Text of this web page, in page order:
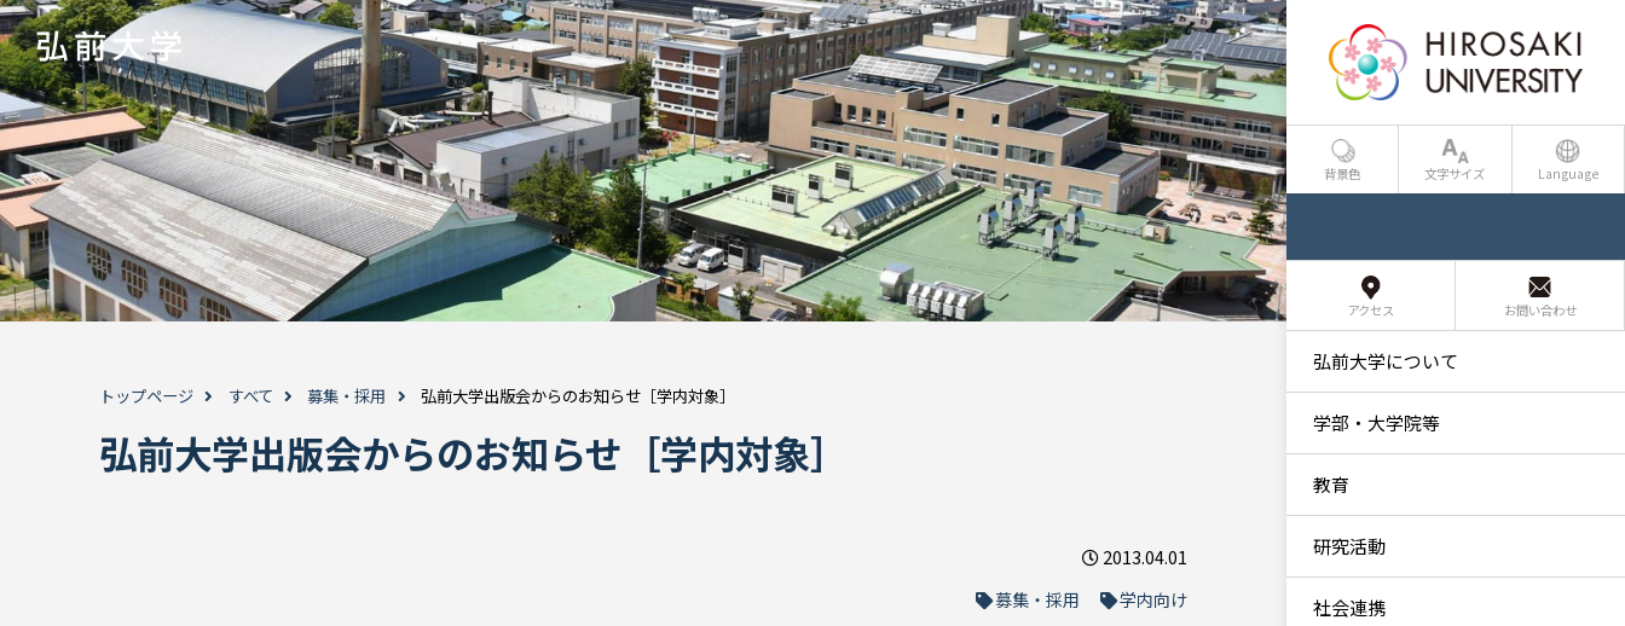
トップページ すべて 募集・採用 弘前大学出版会からのお知らせ［学内対象］
弘前大学出版会からのお知らせ［学内対象］
2013.04.01
募集・採用
学内向け
背景色 文字サイズ Language
アクセス お問い合わせ
弘前大学について
学部・大学院等
教育
研究活動
社会連携